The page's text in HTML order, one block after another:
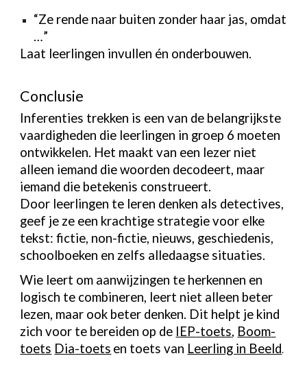
“Ze rende naar buiten zonder haar jas, omdat
…”
Laat leerlingen invullen én onderbouwen.
Conclusie
Inferenties trekken is een van de belangrijkste
vaardigheden die leerlingen in groep 6 moeten
ontwikkelen. Het maakt van een lezer niet
alleen iemand die woorden decodeert, maar
iemand die betekenis construeert.
Door leerlingen te leren denken als detectives,
geef je ze een krachtige strategie voor elke
tekst: fictie, non-fictie, nieuws, geschiedenis,
schoolboeken en zelfs alledaagse situaties.
Wie leert om aanwijzingen te herkennen en
logisch te combineren, leert niet alleen beter
lezen, maar ook beter denken. Dit helpt je kind
zich voor te bereiden op de IEP-toets, Boom-
toets Dia-toets en toets van Leerling in Beeld.